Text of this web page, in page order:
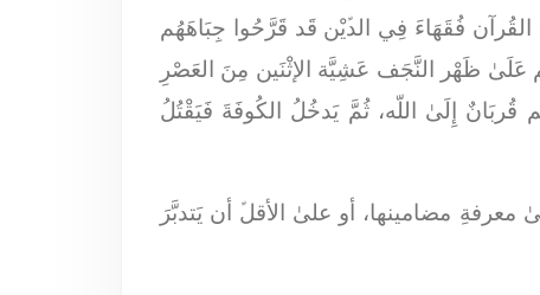
فُقَهَاءَ فِي الدﱢيْن قَد قَرَّحُوا جِبَاهَهُم
عَلَىٰ ظَهْر النَّجَف عَشِيَّة الإثْنَين مِنَ العَصْرِ
إِلَىٰ اللّه، ثُمَّ يَدخُلُ
الكُوفَةَ فَيَقْتُلُ
مضامينها، أو علىٰ الأقلﱢ أن يَتدبَّرَ